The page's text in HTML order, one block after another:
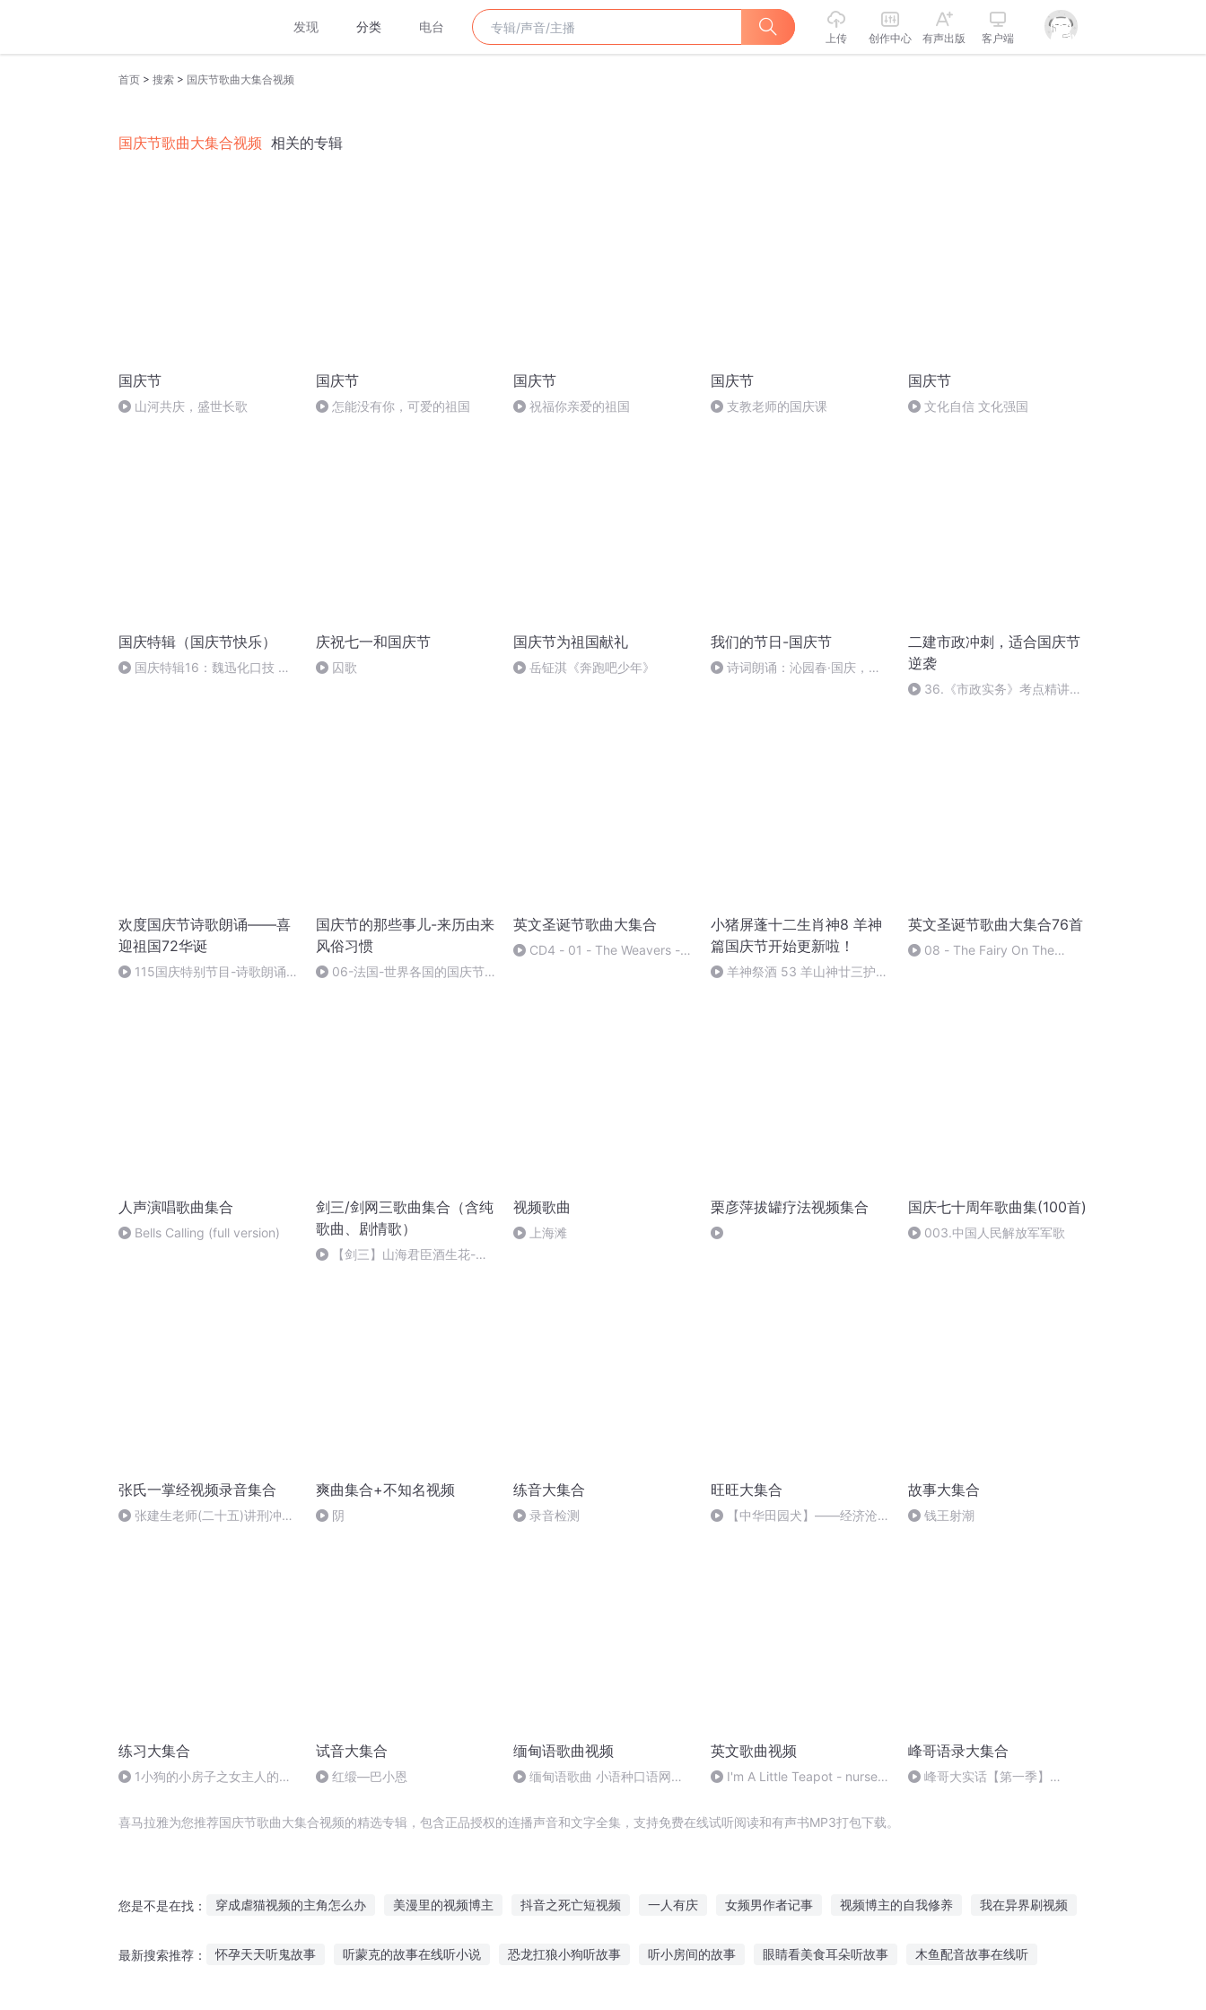
发现 分类 电台
上传 创作中心 有声出版 客户端
首页 > 搜索 > 国庆节歌曲大集合视频
国庆节歌曲大集合视频 相关的专辑
国庆节
山河共庆，盛世长歌
国庆节
怎能没有你，可爱的祖国
国庆节
祝福你亲爱的祖国
国庆节
支教老师的国庆课
国庆节
文化自信 文化强国
国庆特辑（国庆节快乐）
国庆特辑16：魏迅化口技 二
庆祝七一和国庆节
囚歌
国庆节为祖国献礼
岳钲淇《奔跑吧少年》
我们的节日-国庆节
诗词朗诵：沁园春·国庆，朗
二建市政冲刺，适合国庆节
逆袭
36.《市政实务》考点精讲第
欢度国庆节诗歌朗诵——喜
迎祖国72华诞
115国庆特别节目-诗歌朗诵-
国庆节的那些事儿-来历由来
风俗习惯
06-法国-世界各国的国庆节-
英文圣诞节歌曲大集合
CD4 - 01 - The Weavers -
小猪屏蓬十二生肖神8 羊神
篇国庆节开始更新啦！
羊神祭酒 53 羊山神廿三护祭
英文圣诞节歌曲大集合76首
08 - The Fairy On The
人声演唱歌曲集合
Bells Calling (full version)
剑三/剑网三歌曲集合（含纯
歌曲、剧情歌）
【剑三】山海君臣酒生花-剧
视频歌曲
上海滩
栗彦萍拔罐疗法视频集合 国庆七十周年歌曲集(100首)
003.中国人民解放军军歌
张氏一掌经视频录音集合
张建生老师(二十五)讲刑冲害
爽曲集合+不知名视频
阴
练音大集合
录音检测
旺旺大集合
【中华田园犬】——经济沧桑
故事大集合
钱王射潮
练习大集合
1小狗的小房子之女主人的区
试音大集合
红缎—巴小恩
缅甸语歌曲视频
缅甸语歌曲 小语种口语网
英文歌曲视频
I'm A Little Teapot - nursery
峰哥语录大集合
峰哥大实话【第一季】
喜马拉雅为您推荐国庆节歌曲大集合视频的精选专辑，包含正品授权的连播声音和文字全集，支持免费在线试听阅读和有声书MP3打包下载。
您是不是在找： 穿成虐猫视频的主角怎么办 美漫里的视频博主 抖音之死亡短视频 一人有庆 女频男作者记事 视频博主的自我修养 我在异界刷视频
最新搜索推荐： 怀孕天天听鬼故事 听蒙克的故事在线听小说 恐龙扛狼小狗听故事 听小房间的故事 眼睛看美食耳朵听故事 木鱼配音故事在线听